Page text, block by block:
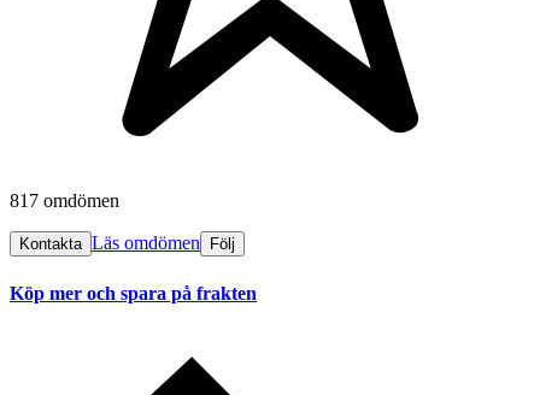
817 omdömen
Kontakta Läs omdömen Följ
Köp mer och spara på frakten